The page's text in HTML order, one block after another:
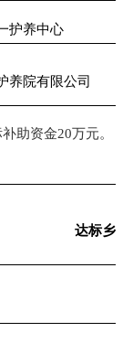
护养中心
养院有限公司
助资金20万元。
达标乡镇